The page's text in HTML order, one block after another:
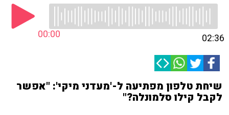
00:00 02:36
שיחת טלפון מפתיעה ל-'מעדני מיקי': "אפשר
לקבל קילו סלמונלה?"